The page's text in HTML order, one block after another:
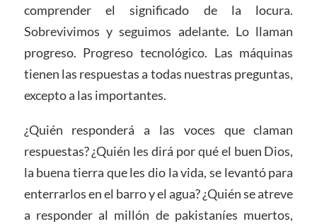
comprender el significado de la locura.
Sobrevivimos y seguimos adelante. Lo llaman
progreso. Progreso tecnológico. Las máquinas
tienen las respuestas a todas nuestras preguntas,
excepto a las importantes.
¿Quién responderá a las voces que claman
respuestas? ¿Quién les dirá por qué el buen Dios,
la buena tierra que les dio la vida, se levantó para
enterrarlos en el barro y el agua? ¿Quién se atreve
a responder al millón de pakistaníes muertos,